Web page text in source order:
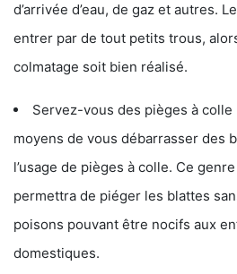
d’arrivée d’eau, de gaz et autres.
entrer par de tout petits trous,
colmatage soit bien réalisé.
Servez-vous des pièges à colle
moyens de vous débarrasser des
l’usage de pièges à colle. Ce
permettra de piéger les blattes
poisons pouvant être nocifs aux
domestiques.